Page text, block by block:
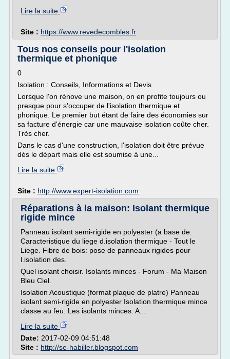
Lire la suite
Site : https://www.revedecombles.fr
Tous nos conseils pour l'isolation
thermique et phonique
0
Isolation : Conseils, Informations et Devis
Lorsque l'on rénove une maison, on en profite toujours ou
presque pour s'occuper de l'isolation thermique et
phonique. Le premier but étant de faire des économies sur
sa facture d'énergie car une mauvaise isolation coûte cher.
Très cher.
Dans le cas d'une construction, l'isolation doit être prévue
dès le départ mais elle est soumise à une...
Lire la suite
Site : http://www.expert-isolation.com
Réparations à la maison: Isolant thermique
rigide mince
Panneau isolant semi-rigide en polyester (a base de.
Caracteristique du liege d.isolation thermique - Tout le
Liege. Fibre de bois: pose de panneaux rigides pour
l.isolation des.
Quel isolant choisir. Isolants minces - Forum - Ma Maison
Bleu Ciel.
Isolation Acoustique (format plaque de platre) Panneau
isolant semi-rigide en polyester Isolation thermique mince
classe au feu. Les isolants minces. A...
Lire la suite
Date: 2017-02-09 04:51:48
Site : http://se-habiller.blogspot.com